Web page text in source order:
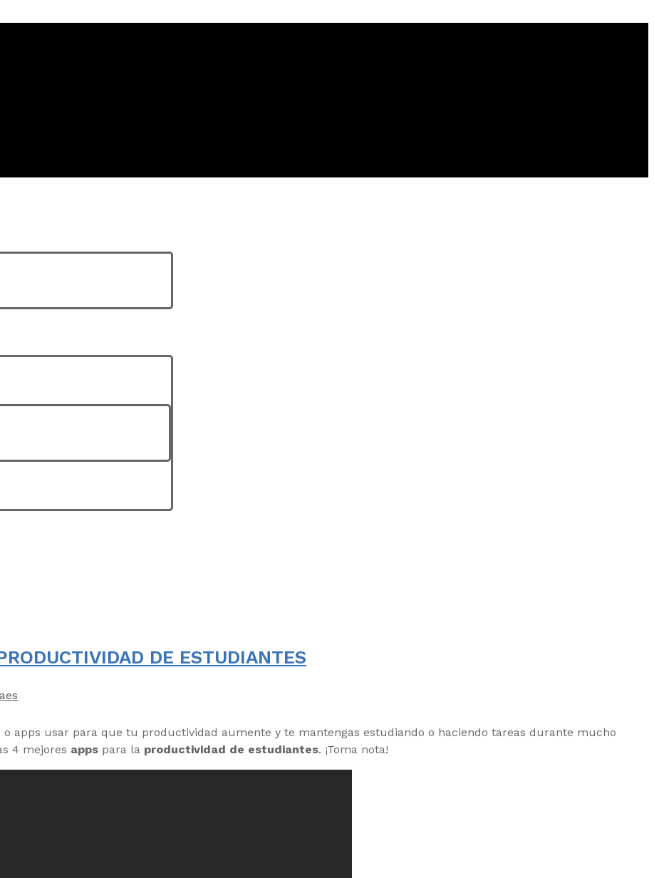
DE ESTUDIANTES
apps usar para que tu productividad aumente y te mantengas estudiando o haciendo tareas durante mucho
4 mejores apps para la productividad de estudiantes. ¡Toma nota!